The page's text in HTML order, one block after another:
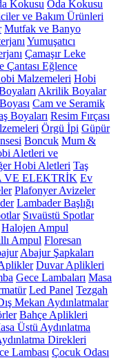
Kokusu Oda Kokusu
ve Bakım Ürünleri
Mutfak ve Banyo
Yumuşatıcı
Çamaşır Leke
Çantası Eğlence
Malzemeleri Hobi
Akrilik Boyalar
Cam ve Seramik
Boyaları Resim Fırçası
Örgü İpi Güpür
Boncuk Mum &
Aletleri ve
Hobi Aletleri Taş
VE ELEKTRİK Ev
Plafonyer Avizeler
Lambader Başlığı
Sıvaüstü Spotlar
Halojen Ampul
Ampul Floresan
Abajur Şapkaları
Duvar Aplikleri
Gece Lambaları Masa
Led Panel Tezgah
Mekan Aydınlatmalar
Bahçe Aplikleri
Üstü Aydınlatma
Direkleri
Lambası Çocuk Odası